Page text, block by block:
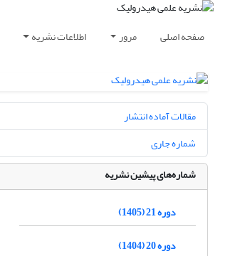
صفحه اصلی مرور اطلاعات نشریه
مقالات آماده انتشار
شماره جاری
شماره‌های پیشین نشریه
دوره 21 (1405)
دوره 20 (1404)